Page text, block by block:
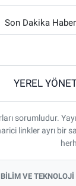
Son Dakika
YEREL
sorumludur.
linkler ayrı bir
BİLİM VE TEKNOLOJİ